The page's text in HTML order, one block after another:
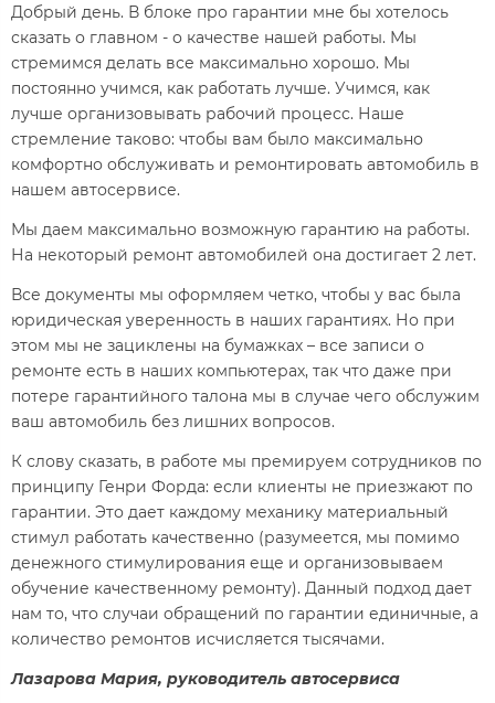
Добрый день. В блоке про гарантии мне бы хотелось
сказать о главном - о качестве нашей работы. Мы
стремимся делать все максимально хорошо. Мы
постоянно учимся, как работать лучше. Учимся, как
лучше организовывать рабочий процесс. Наше
стремление таково: чтобы вам было максимально
комфортно обслуживать и ремонтировать автомобиль в
нашем автосервисе.
Мы даем максимально возможную гарантию на работы.
На некоторый ремонт автомобилей она достигает 2 лет.
Все документы мы оформляем четко, чтобы у вас была
юридическая уверенность в наших гарантиях. Но при
этом мы не зациклены на бумажках – все записи о
ремонте есть в наших компьютерах, так что даже при
потере гарантийного талона мы в случае чего обслужим
ваш автомобиль без лишних вопросов.
К слову сказать, в работе мы премируем сотрудников по
принципу Генри Форда: если клиенты не приезжают по
гарантии. Это дает каждому механику материальный
стимул работать качественно (разумеется, мы помимо
денежного стимулирования еще и организовываем
обучение качественному ремонту). Данный подход дает
нам то, что случаи обращений по гарантии единичные, а
количество ремонтов исчисляется тысячами.
Лазарова Мария, руководитель автосервиса